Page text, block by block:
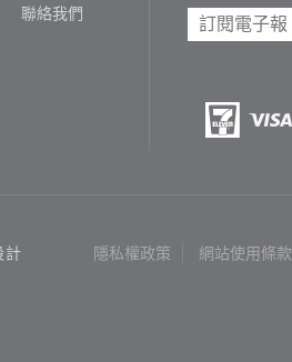
聯絡我們
計 隱私權政策 網站使用條款